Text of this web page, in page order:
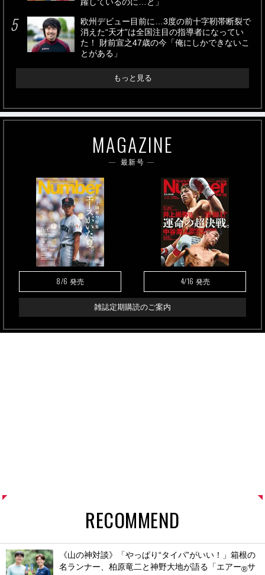
躍しているのに…と」
欧州デビュー目前に…3度の前十字靭帯断裂で
消えた“天才”は全国注目の指導者になってい
た！ 財前宣之47歳の今「俺にしかできないこ
とがある」
もっと見る
MAGAZINE
最新号
8/6 発売 4/16 発売
雑誌定期購読のご案内
RECOMMEND
《山の神対談》「やっぱり“タイパ”がいい！」箱根の
名ランナー、柏原竜二と神野大地が語る「エアー®サ